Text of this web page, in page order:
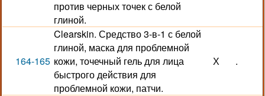
против черных точек с белой
глиной.
164-165
Clearskin. Средство 3-в-1 с белой
глиной, маска для проблемной
кожи, точечный гель для лица
быстрого действия для
проблемной кожи, патчи.
Х .